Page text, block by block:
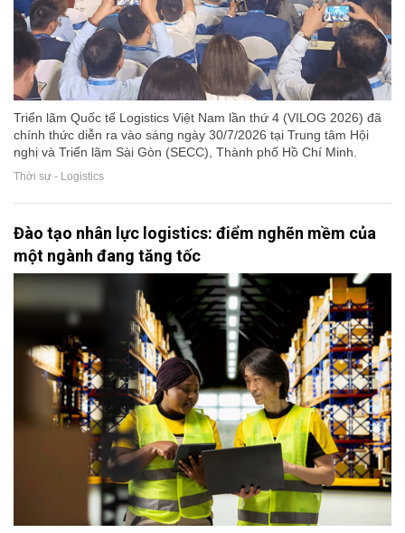
Triển lãm Quốc tế Logistics Việt Nam lần thứ 4 (VILOG 2026) đã
chính thức diễn ra vào sáng ngày 30/7/2026 tại Trung tâm Hội
nghị và Triển lãm Sài Gòn (SECC), Thành phố Hồ Chí Minh.
Thời sự - Logistics
Đào tạo nhân lực logistics: điểm nghẽn mềm của
một ngành đang tăng tốc